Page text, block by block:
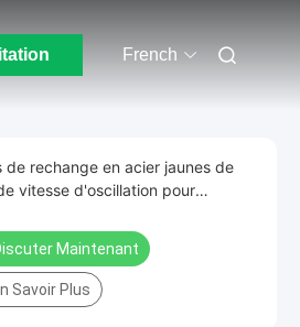
French
de rechange en acier jaunes de
vitesse d'oscillation pour
Maintenant
Savoir Plus